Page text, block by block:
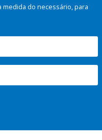
do necessário, para